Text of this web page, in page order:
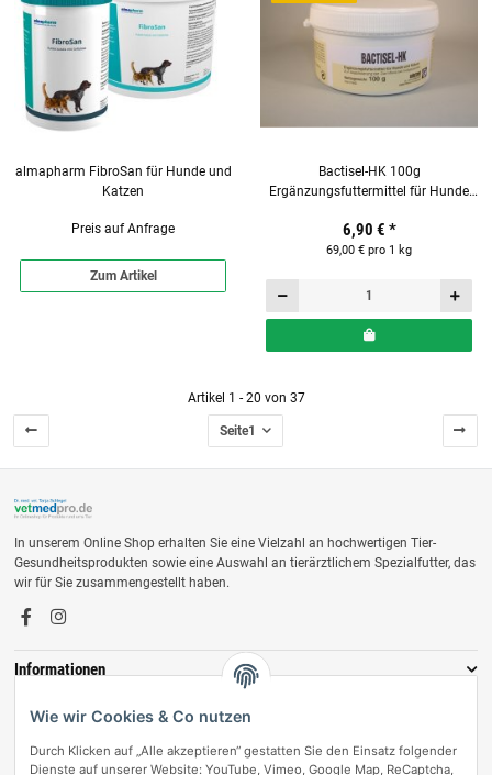
almapharm FibroSan für Hunde und
Katzen
Preis auf Anfrage
Zum Artikel
Bactisel-HK 100g
Ergänzungsfuttermittel für Hunde
6,90 € *
69,00 € pro 1 kg
Artikel 1 - 20 von 37
Seite1
In unserem Online Shop erhalten Sie eine Vielzahl an hochwertigen Tier-
Gesundheitsprodukten sowie eine Auswahl an tierärztlichem Spezialfutter, das
wir für Sie zusammengestellt haben.
Informationen
Zahlungsmöglichkeiten
Wie wir Cookies & Co nutzen
Durch Klicken auf „Alle akzeptieren“ gestatten Sie den Einsatz folgender
Dienste auf unserer Website: YouTube, Vimeo, Google Map, ReCaptcha,